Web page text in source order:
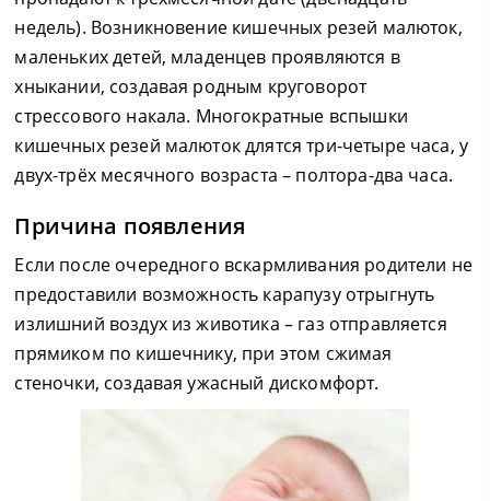
недель). Возникновение кишечных резей малюток,
маленьких детей, младенцев проявляются в
хныкании, создавая родным круговорот
стрессового накала. Многократные вспышки
кишечных резей малюток длятся три-четыре часа, у
двух-трёх месячного возраста – полтора-два часа.
Причина появления
Если после очередного вскармливания родители не
предоставили возможность карапузу отрыгнуть
излишний воздух из животика – газ отправляется
прямиком по кишечнику, при этом сжимая
стеночки, создавая ужасный дискомфорт.